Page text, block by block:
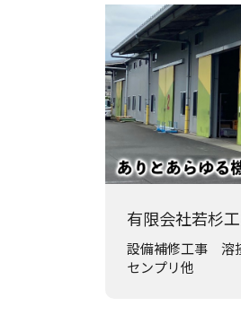
有限会社若杉
設備補修工事
センプリ他